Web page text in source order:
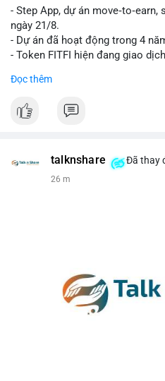
Lời khuyên cho nhà đầu tư nhỏ
dịch này. Nếu BTC tiếp tục bị rút
là tín hiệu tích cực cho xu hướng
- Step App, dự án
ngày 21/8.
- Dự án đã hoạt động trong 4
- Token FITFI hiện đang giao
#vlikevn #titanbot
Đọc thêm
talknshare Đã thay
26 m